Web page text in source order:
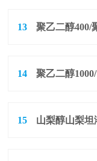
13 聚乙二醇400/
14 聚乙二醇
15 山梨醇山梨坦